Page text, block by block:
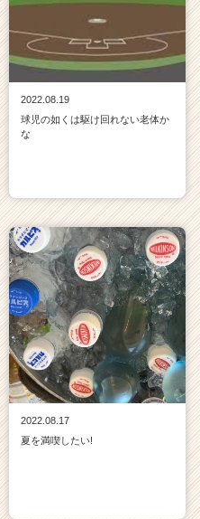
2022.08.19
球児の如くは駆け回れない老体か
な
2022.08.17
夏を満喫したい!